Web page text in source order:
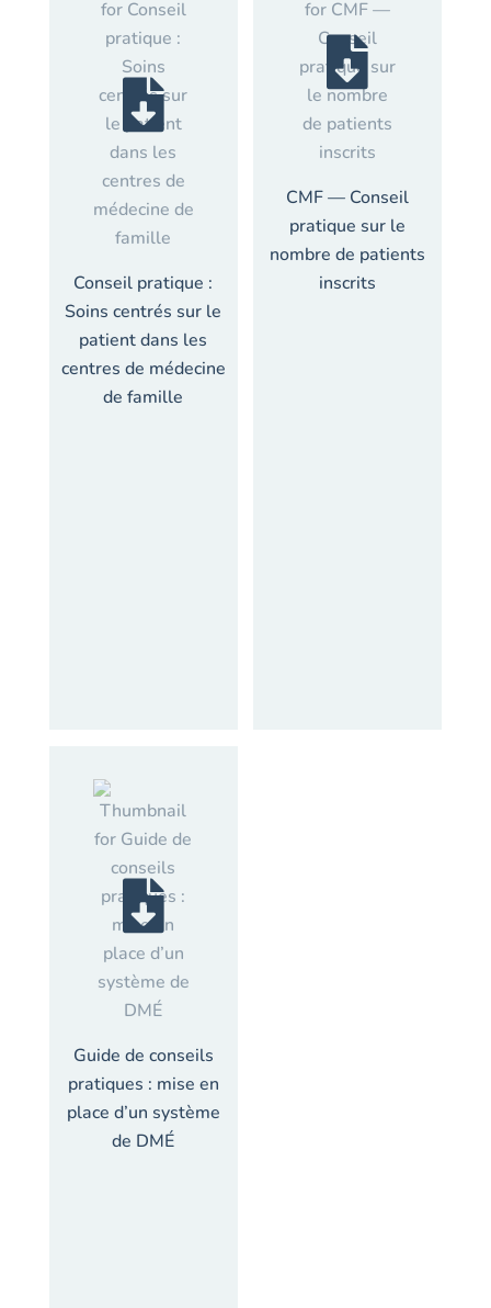
Conseil pratique :
Soins centrés sur le
patient dans les
centres de médecine
de famille
CMF — Conseil
pratique sur le
nombre de patients
inscrits
Guide de conseils
pratiques : mise en
place d’un système
de DMÉ